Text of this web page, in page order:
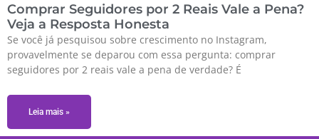
Comprar Seguidores por 2 Reais Vale a Pena?
Veja a Resposta Honesta
Se você já pesquisou sobre crescimento no Instagram,
provavelmente se deparou com essa pergunta: comprar
seguidores por 2 reais vale a pena de verdade? É
Leia mais »